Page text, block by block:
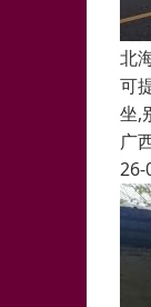
北
可
坐,
广
26-